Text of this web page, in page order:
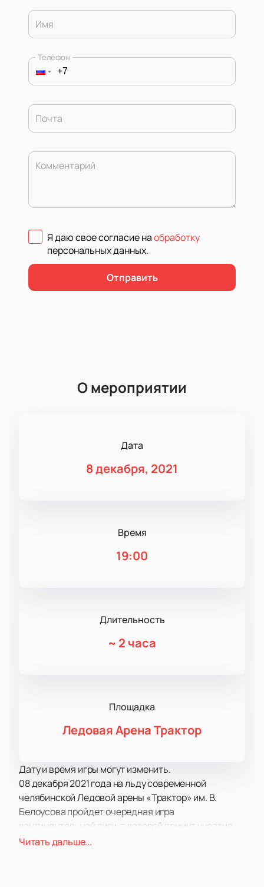
Имя
Телефон
Почта
Комментарий
Я даю свое согласие наобработку
персональных данных.
Отправить
О мероприятии
Дата
8 декабря, 2021
Время
19:00
Длительность
~ 2 часа
Площадка
Ледовая Арена Трактор
Дату и время игры могут изменить.
08 декабря 2021 года на льду современной
челябинской Ледовой арены «Трактор» им. В.
Белоусова пройдет очередная игра
континентальной лиги, в которой примут участие
коллективы «Трактора» (Челябинск) и «СКА»
Читать дальше...